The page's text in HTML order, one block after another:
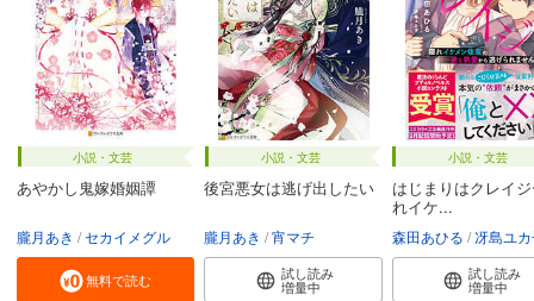
小説・文芸
あやかし鬼嫁婚姻譚
朧月あき セカイメグル
無料で読む
小説・文芸
後宮悪女は逃げ出したい
朧月あき 宵マチ
試し読み
増量中
小説・文芸
はじまりはクレイ
れイケ...
森田あひる 冴島ユ
試し読み
増量中